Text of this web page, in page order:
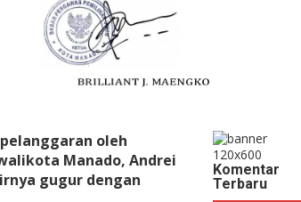
oleh
Manado, Andrei
gugur dengan
Komentar
Terbaru